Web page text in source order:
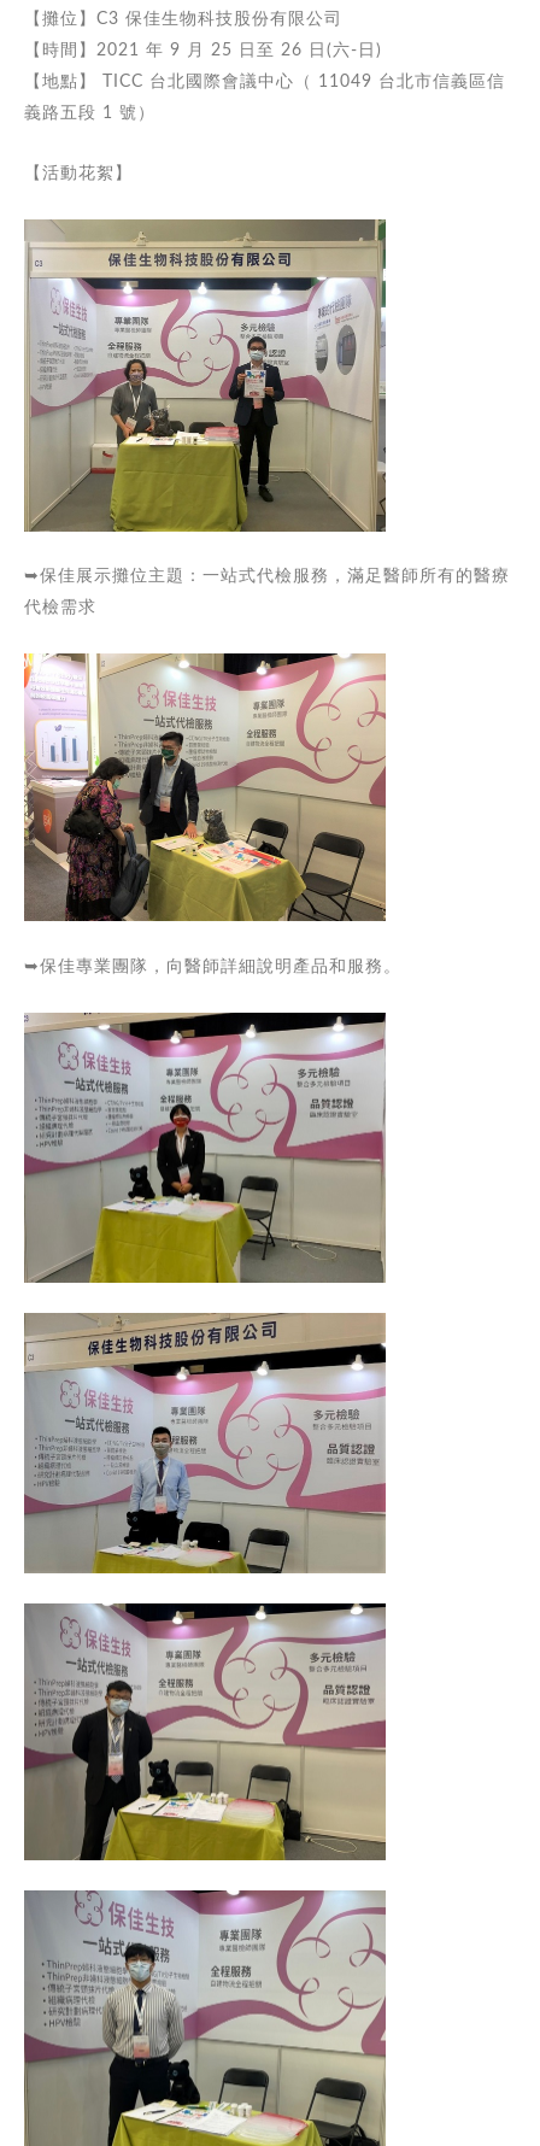
【攤位】C3 保佳生物科技股份有限公司
【時間】2021 年 9 月 25 日至 26 日(六-日)
【地點】 TICC 台北國際會議中心（ 11049 台北市信義區信
義路五段 1 號）
【活動花絮】
➥保佳展示攤位主題：一站式代檢服務，滿足醫師所有的醫療
代檢需求
➥保佳專業團隊，向醫師詳細說明產品和服務。